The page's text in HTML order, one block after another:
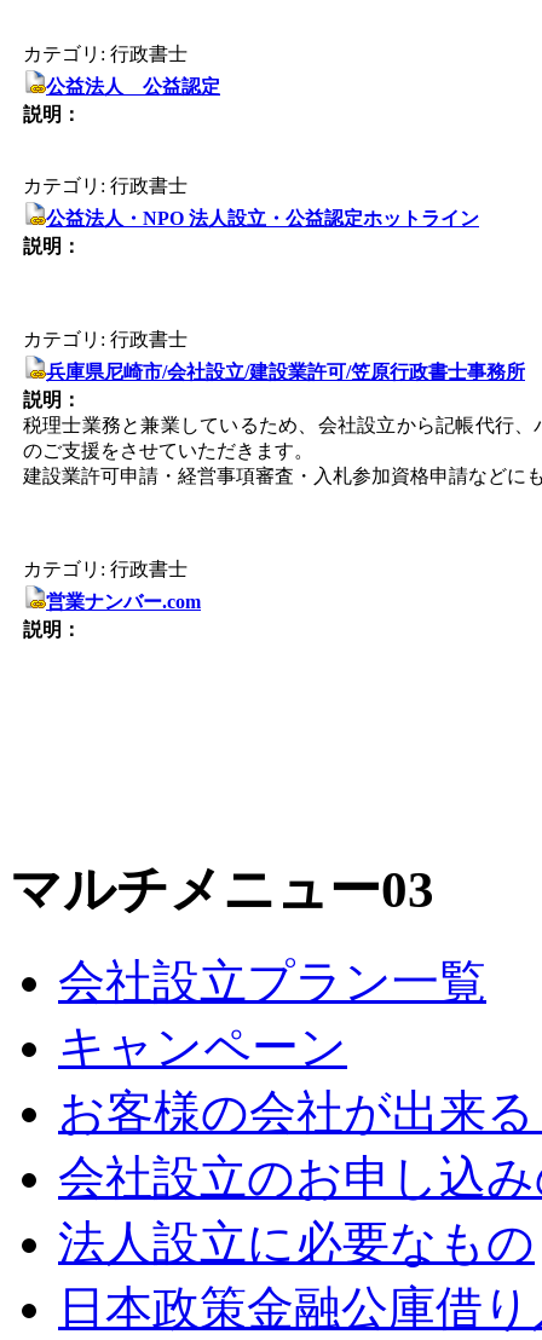
カテゴリ: 行政書士
公益法人 公益認定
説明：
カテゴリ: 行政書士
公益法人・NPO 法人設立・公益認定ホットライン
説明：
カテゴリ: 行政書士
兵庫県尼崎市/会社設立/建設業許可/笠原行政書士事務所
説明：
税理士業務と兼業しているため、会社設立から記帳代行
のご支援をさせていただきます。
建設業許可申請・経営事項審査・入札参加資格申請などに
カテゴリ: 行政書士
営業ナンバー.com
説明：
マルチメニュー03
会社設立プラン一覧
キャンペーン
お客様の会社が出来
会社設立のお申し込
法人設立に必要なもの
日本政策金融公庫借